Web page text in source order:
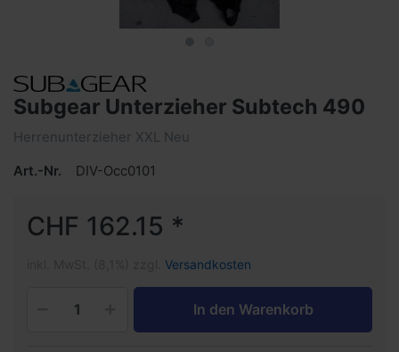
Subgear Unterzieher Subtech 490
Herrenunterzieher XXL Neu
Art.-Nr.
DIV-Occ0101
CHF 162.15 *
Versandkosten
In den Warenkorb